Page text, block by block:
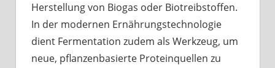
Herstellung von Biogas oder Biotreibstoffen.
In der modernen Ernährungstechnologie
dient Fermentation zudem als Werkzeug, um
neue, pflanzenbasierte Proteinquellen zu